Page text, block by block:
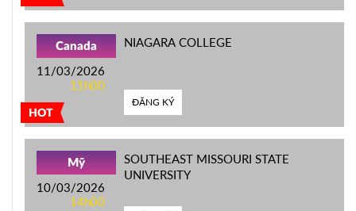
HOT
Canada
11/03/2026
11h00
NIAGARA COLLEGE
ĐĂNG KÝ
Mỹ
10/03/2026
14h00
SOUTHEAST MISSOURI STATE
UNIVERSITY